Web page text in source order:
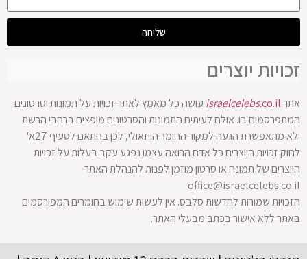
שליחה
זכויות יוצרים
אתר israelcelebs.co.il
עושה כל מאמץ לאתר זכויות על תמונות וסרטונים
המתפרסמים בו. אולם לעיתים התמונות והסרטונים מופצים ברחבי הרשת
ולא מתאפשרת הגעה למקור החומר הויזאולי, לכן בהתאם לסעיף 27א'
לחוק זכויות היוצרים כל אדם הרואה עצמו נפגע עקב בעלות על זכויות
היוצרים של תמונה או סרטון מוזמן לפנות להנהלת האתר
office@israelcelebs.co.il
הזכויות שמורות לחדשות סלבס. אין לעשות שימוש בחומרים המפורסמים
באתר ללא אישור בכתב מבעלי האתר.